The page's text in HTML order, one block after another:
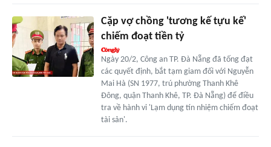
Cặp vợ chồng 'tương kế tựu kế'
chiếm đoạt tiền tỷ
Ngày 20/2, Công an TP. Đà Nẵng đã tống đạt
các quyết định, bắt tạm giam đối với Nguyễn
Mai Hà (SN 1977, trú phường Thanh Khê
Đông, quận Thanh Khê, TP. Đà Nẵng) để điều
tra về hành vi 'Lạm dụng tín nhiệm chiếm đoạt
tài sản'.